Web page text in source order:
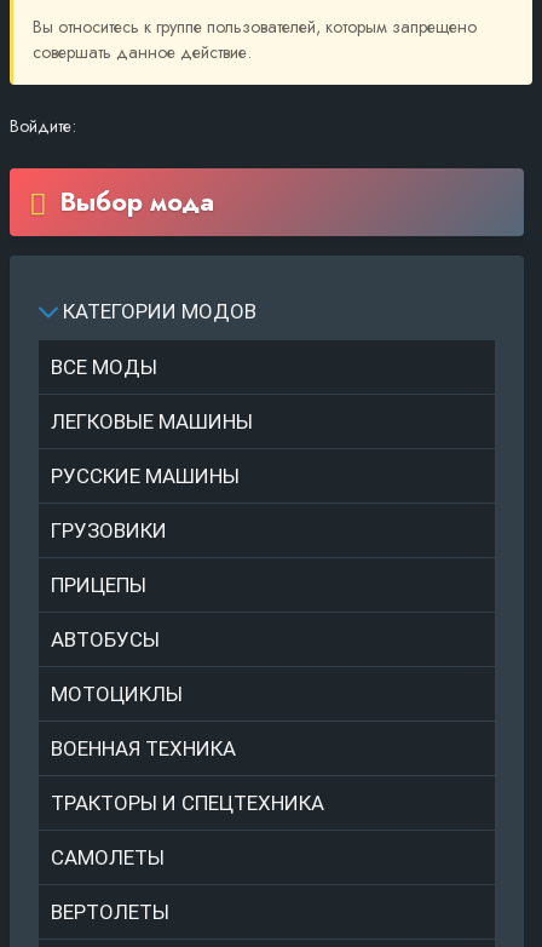
Вы относитесь к группе пользователей, которым запрещено
совершать данное действие.
Войдите:
Выбор мода
КАТЕГОРИИ МОДОВ
ВСЕ МОДЫ
ЛЕГКОВЫЕ МАШИНЫ
РУССКИЕ МАШИНЫ
ГРУЗОВИКИ
ПРИЦЕПЫ
АВТОБУСЫ
МОТОЦИКЛЫ
ВОЕННАЯ ТЕХНИКА
ТРАКТОРЫ И СПЕЦТЕХНИКА
САМОЛЕТЫ
ВЕРТОЛЕТЫ